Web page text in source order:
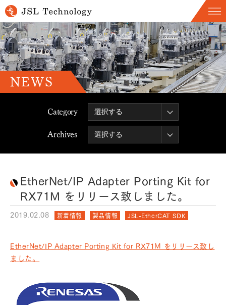
NEWS
Category
Archives
EtherNet/IP Adapter Porting Kit for
RX71M をリリース致しました。
2019.02.08 新着情報 製品情報 JSL-EtherCAT SDK
EtherNet/IP Adapter Porting Kit for RX71M をリリース致し
ました。